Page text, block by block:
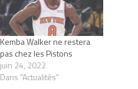
Kemba Walker ne restera
pas chez les Pistons
juin 24, 2022
Dans "Actualités"